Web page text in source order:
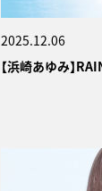
2025.12.06
【浜崎あゆみ】